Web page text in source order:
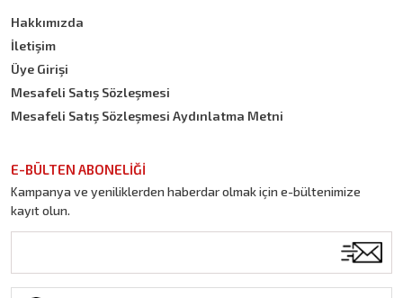
Hakkımızda
İletişim
Üye Girişi
Mesafeli Satış Sözleşmesi
Mesafeli Satış Sözleşmesi Aydınlatma Metni
E-BÜLTEN ABONELİĞİ
Kampanya ve yeniliklerden haberdar olmak için e-bültenimize
kayıt olun.